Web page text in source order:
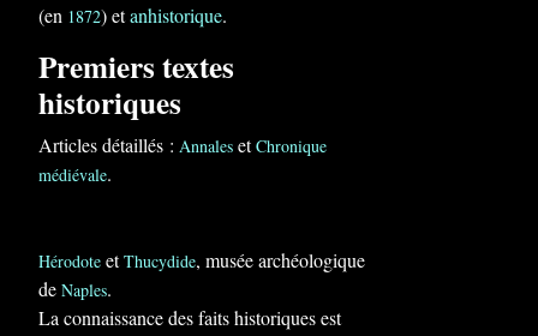
(en 1872) etanhistorique.
Premiers textes
historiques
Articles détaillés : Annales etChronique
médiévale.
Hérodote etThucydide, musée archéologique
de Naples.
La connaissance des faits historiques est